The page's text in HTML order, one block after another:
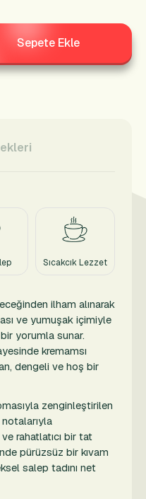
Sepete Ekle
Sıcakcık Lezzet
ilham alınarak
ve yumuşak içimiyle
yorumla sunar.
kremamsı
dengeli ve hoş bir
zenginleştirilen
notalarıyla
rahatlatıcı bir tat
pürüzsüz bir kıvam
salep tadını net